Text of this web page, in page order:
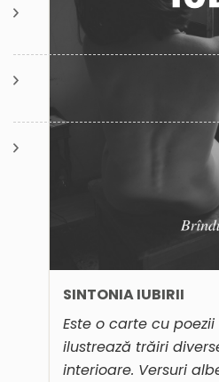
SINTONIA IUBIRII
Este o carte cu
ilustrează trăiri
interioare. Versuri